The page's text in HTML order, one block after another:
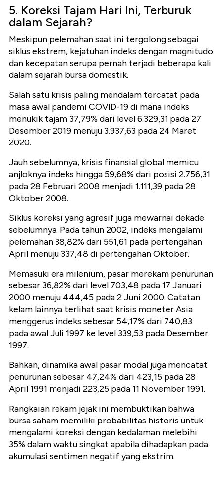
5. Koreksi Tajam Hari Ini, Terburuk
dalam Sejarah?
Meskipun pelemahan saat ini tergolong sebagai
siklus ekstrem, kejatuhan indeks dengan magnitudo
dan kecepatan serupa pernah terjadi beberapa kali
dalam sejarah bursa domestik.
Salah satu krisis paling mendalam tercatat pada
masa awal pandemi COVID-19 di mana indeks
menukik tajam 37,79% dari level 6.329,31 pada 27
Desember 2019 menuju 3.937,63 pada 24 Maret
2020.
Jauh sebelumnya, krisis finansial global memicu
anjloknya indeks hingga 59,68% dari posisi 2.756,31
pada 28 Februari 2008 menjadi 1.111,39 pada 28
Oktober 2008.
Siklus koreksi yang agresif juga mewarnai dekade
sebelumnya. Pada tahun 2002, indeks mengalami
pelemahan 38,82% dari 551,61 pada pertengahan
April menuju 337,48 di pertengahan Oktober.
Memasuki era milenium, pasar merekam penurunan
sebesar 36,82% dari level 703,48 pada 17 Januari
2000 menuju 444,45 pada 2 Juni 2000. Catatan
kelam lainnya terlihat saat krisis moneter Asia
menggerus indeks sebesar 54,17% dari 740,83
pada awal Juli 1997 ke level 339,53 pada Desember
1997.
Bahkan, dinamika awal pasar modal juga mencatat
penurunan sebesar 47,24% dari 423,15 pada 28
April 1991 menjadi 223,25 pada 11 November 1991.
Rangkaian rekam jejak ini membuktikan bahwa
bursa saham memiliki probabilitas historis untuk
mengalami koreksi dengan kedalaman melebihi
35% dalam waktu singkat apabila dihadapkan pada
akumulasi sentimen negatif yang ekstrim.